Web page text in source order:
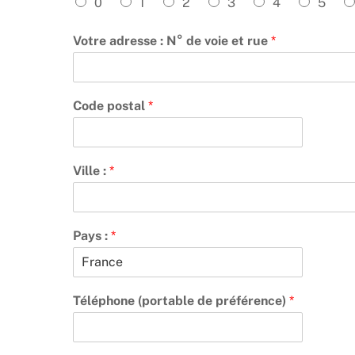
Votre adresse : N° de voie et rue *
Code postal *
Ville : *
Pays : *
Téléphone (portable de préférence) *